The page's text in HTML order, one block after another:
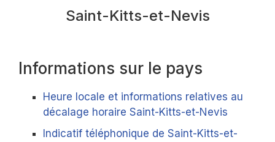
Saint-Kitts-et-Nevis
Informations sur le pays
Heure locale et informations relatives au
décalage horaire Saint-Kitts-et-Nevis
Indicatif téléphonique de Saint-Kitts-et-